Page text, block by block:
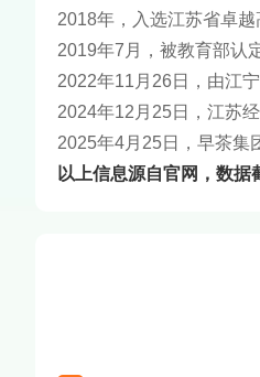
2018年，入选江苏省卓越
2019年7月，被教育部认
2022年11月26日，由江
2024年12月25日，江苏
2025年4月25日，早茶集
以上信息源自官网，数据